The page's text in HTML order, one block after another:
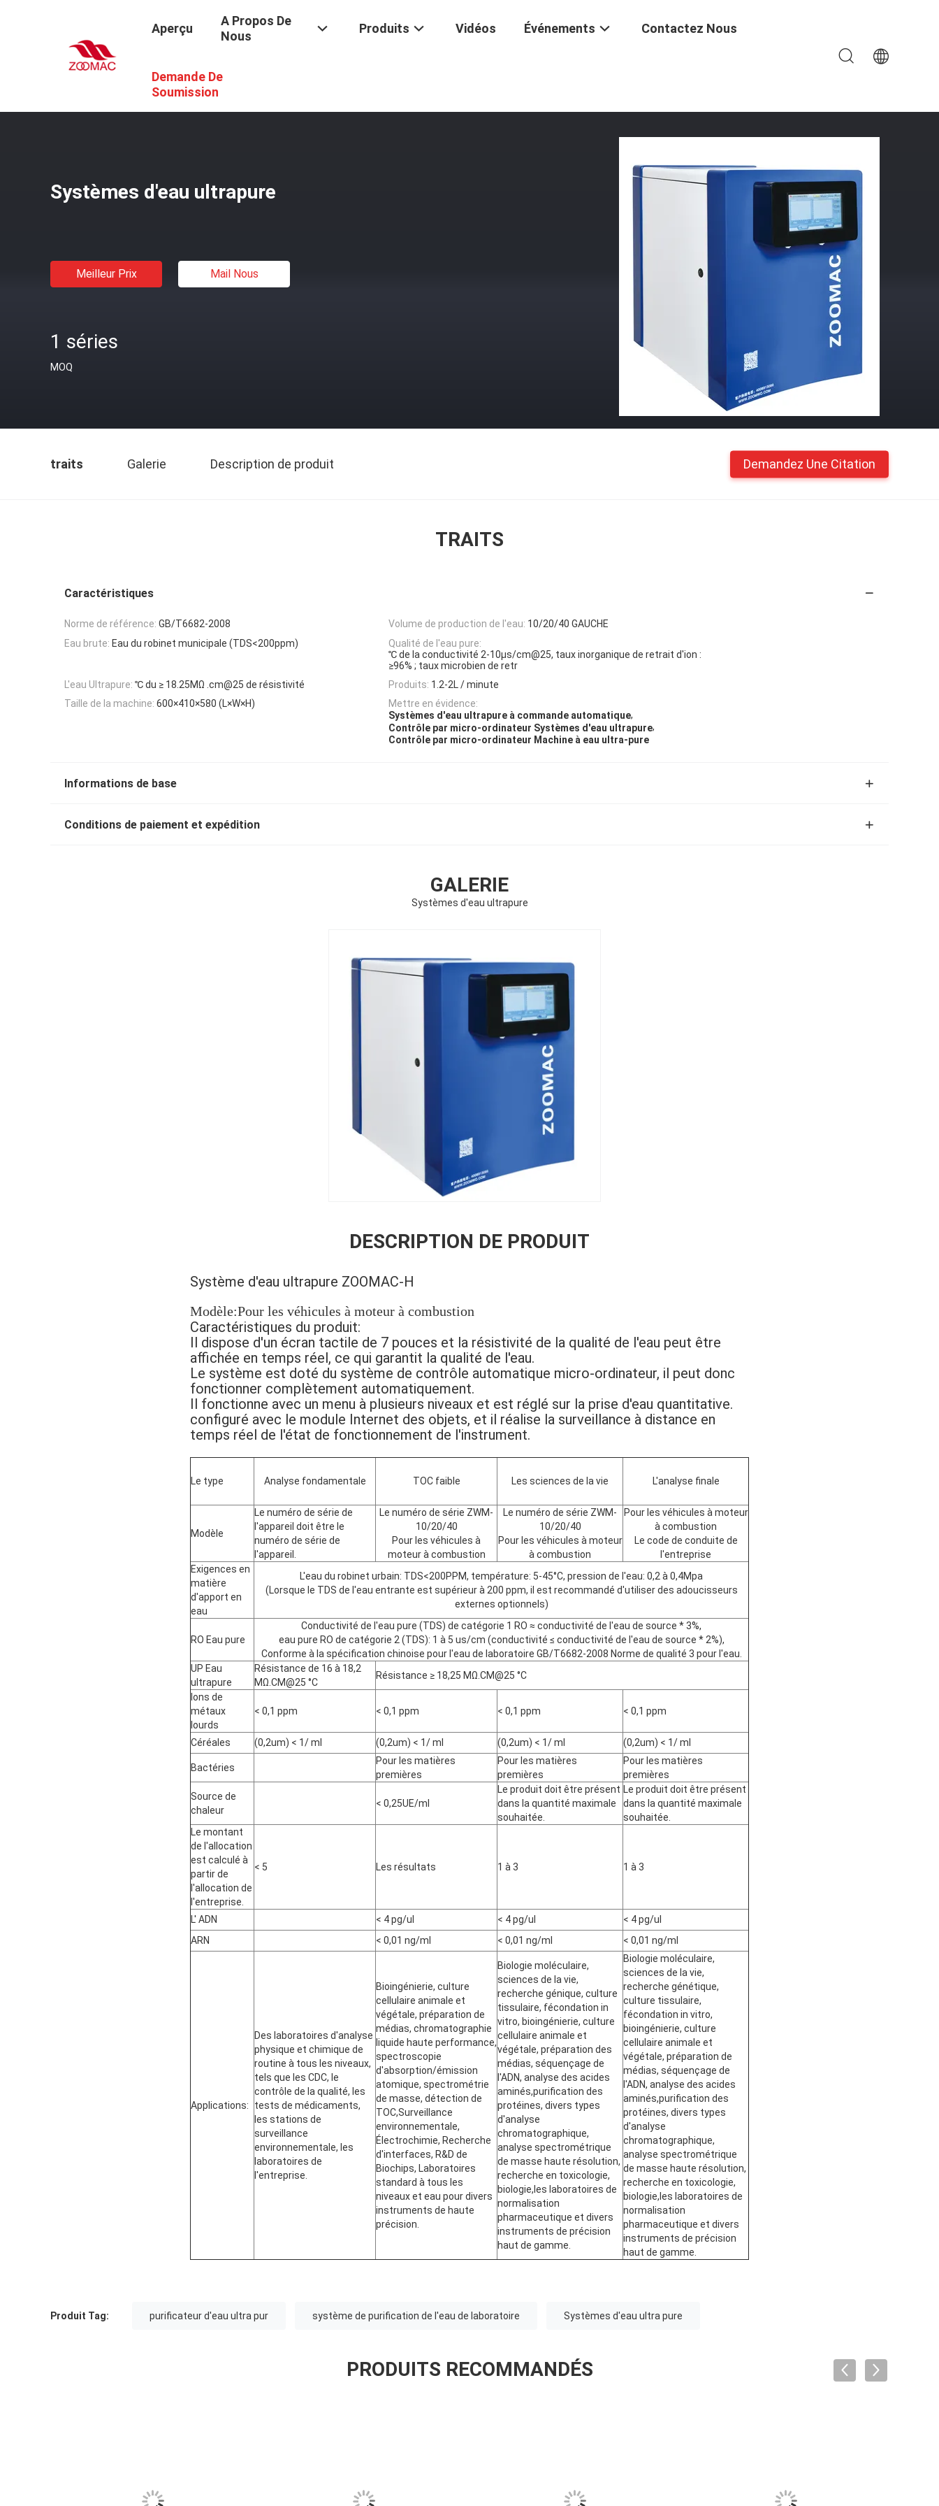
Aperçu
A Propos De
Nous
Produits Vidéos Événements Contactez Nous
Demande De
Soumission
Système De Purification De L'eau Ultrapure
Systèmes d'eau ultrapure
Meilleur Prix Mail Nous
1 séries
MOQ
traits Galerie Description de produit Demandez Une Citation
TRAITS
Caractéristiques
Norme de référence: GB/T6682-2008 Volume de production de l'eau: 10/20/40 GAUCHE
Eau brute: Eau du robinet municipale (TDS<200ppm)
Qualité de l'eau pure:
℃ de la conductivité 2-10μs/cm@25, taux inorganique de retrait d'ion :
≥96% ; taux microbien de retr
L'eau Ultrapure: ℃ du ≥ 18.25MΩ .cm@25 de résistivité Produits: 1.2-2L / minute
Taille de la machine: 600×410×580 (L×W×H)
Mettre en évidence:
Systèmes d'eau ultrapure à commande automatique,
Contrôle par micro-ordinateur Systèmes d'eau ultrapure,
Contrôle par micro-ordinateur Machine à eau ultra-pure
Informations de base
Conditions de paiement et expédition
GALERIE
Systèmes d'eau ultrapure
DESCRIPTION DE PRODUIT
Système d'eau ultrapure ZOOMAC-H
Modèle:Pour les véhicules à moteur à combustion
Caractéristiques du produit:
Il dispose d'un écran tactile de 7 pouces et la résistivité de la qualité de l'eau peut être
affichée en temps réel, ce qui garantit la qualité de l'eau.
Le système est doté du système de contrôle automatique micro-ordinateur, il peut donc
fonctionner complètement automatiquement.
Il fonctionne avec un menu à plusieurs niveaux et est réglé sur la prise d'eau quantitative.
configuré avec le module Internet des objets, et il réalise la surveillance à distance en
temps réel de l'état de fonctionnement de l'instrument.
Le type Analyse fondamentale TOC faible Les sciences de la vie L'analyse finale
Modèle
Le numéro de série de
l'appareil doit être le
numéro de série de
l'appareil.
Le numéro de série ZWM-
10/20/40
Pour les véhicules à
moteur à combustion
Le numéro de série ZWM-
10/20/40
Pour les véhicules à moteur
à combustion
Pour les véhicules à moteur
à combustion
Le code de conduite de
l'entreprise
Exigences en
matière
d'apport en
eau
L'eau du robinet urbain: TDS<200PPM, température: 5-45°C, pression de l'eau: 0,2 à 0,4Mpa
(Lorsque le TDS de l'eau entrante est supérieur à 200 ppm, il est recommandé d'utiliser des adoucisseurs
externes optionnels)
RO Eau pure
Conductivité de l'eau pure (TDS) de catégorie 1 RO ≈ conductivité de l'eau de source * 3%,
eau pure RO de catégorie 2 (TDS): 1 à 5 us/cm (conductivité ≤ conductivité de l'eau de source * 2%),
Conforme à la spécification chinoise pour l'eau de laboratoire GB/T6682-2008 Norme de qualité 3 pour l'eau.
UP Eau
ultrapure
Résistance de 16 à 18,2
MΩ.CM@25 °C
Résistance ≥ 18,25 MΩ.CM@25 °C
Ions de
métaux
lourds
< 0,1 ppm < 0,1 ppm < 0,1 ppm < 0,1 ppm
Céréales (0,2um) < 1/ ml (0,2um) < 1/ ml (0,2um) < 1/ ml (0,2um) < 1/ ml
Bactéries
Pour les matières
premières
Pour les matières
premières
Pour les matières
premières
Source de
chaleur
< 0,25UE/ml
Le produit doit être présent
dans la quantité maximale
souhaitée.
Le produit doit être présent
dans la quantité maximale
souhaitée.
Le montant
de l'allocation
est calculé à
partir de
l'allocation de
l'entreprise.
< 5 Les résultats 1 à 3 1 à 3
L' ADN < 4 pg/ul < 4 pg/ul
< 4 pg/ul
ARN
< 0,01 ng/ml < 0,01 ng/ml < 0,01 ng/ml
Applications:
Des laboratoires d'analyse
physique et chimique de
routine à tous les niveaux,
tels que les CDC, le
contrôle de la qualité, les
tests de médicaments,
les stations de
surveillance
environnementale, les
laboratoires de
l'entreprise.
Bioingénierie, culture
cellulaire animale et
végétale, préparation de
médias, chromatographie
liquide haute performance,
spectroscopie
d'absorption/émission
atomique, spectrométrie
de masse, détection de
TOC,Surveillance
environnementale,
Électrochimie, Recherche
d'interfaces, R&D de
Biochips, Laboratoires
standard à tous les
niveaux et eau pour divers
instruments de haute
précision.
Biologie moléculaire,
sciences de la vie,
recherche génique, culture
tissulaire, fécondation in
vitro, bioingénierie, culture
cellulaire animale et
végétale, préparation des
médias, séquençage de
l'ADN, analyse des acides
aminés,purification des
protéines, divers types
d'analyse
chromatographique,
analyse spectrométrique
de masse haute résolution,
recherche en toxicologie,
biologie,les laboratoires de
normalisation
pharmaceutique et divers
instruments de précision
haut de gamme.
Biologie moléculaire,
sciences de la vie,
recherche génétique,
culture tissulaire,
fécondation in vitro,
bioingénierie, culture
cellulaire animale et
végétale, préparation de
médias, séquençage de
l'ADN, analyse des acides
aminés,purification des
protéines, divers types
d'analyse
chromatographique,
analyse spectrométrique
de masse haute résolution,
recherche en toxicologie,
biologie,les laboratoires de
normalisation
pharmaceutique et divers
instruments de précision
haut de gamme.
Produit Tag: purificateur d'eau ultra pur système de purification de l'eau de laboratoire Systèmes d'eau ultra pure
PRODUITS RECOMMANDÉS